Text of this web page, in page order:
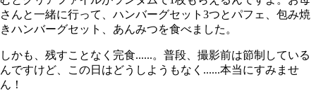
さんと一緒に行って、ハンバーグセット3つとパフェ、包み焼
きハンバーグセット、あんみつを食べました。
しかも、残すことなく完食......。普段、撮影前は節制している
んですけど、この日はどうしようもなく......本当にすみませ
ん！